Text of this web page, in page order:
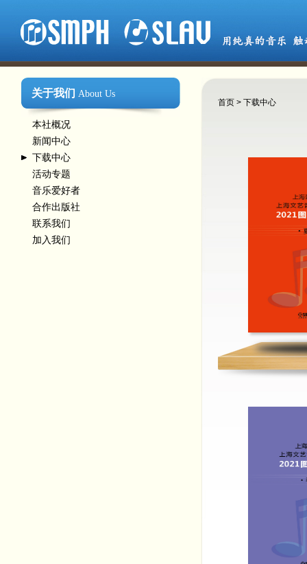
关于我们 About Us
本社概况
新闻中心
下载中心
活动专题
音乐爱好者
合作出版社
联系我们
加入我们
首页 > 下载中心